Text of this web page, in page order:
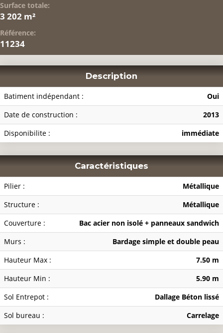
Surface totale:
3 202 m²
Référence:
11234
Description
Batiment indépendant :
Oui
Date de construction :
2013
Disponibilite :
immédiate
Caractéristiques
Pilier :
Métallique
Structure :
Métallique
Couverture :
Bac acier non isolé + panneaux sandwich
Murs :
Bardage simple et double peau
Hauteur Max :
7.50 m
Hauteur Min :
5.90 m
Sol Entrepot :
Dallage Béton lissé
Sol bureau :
Carrelage